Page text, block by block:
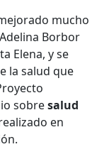
mucho
Borbor
Elena, y se
la salud que
sobresalud
en